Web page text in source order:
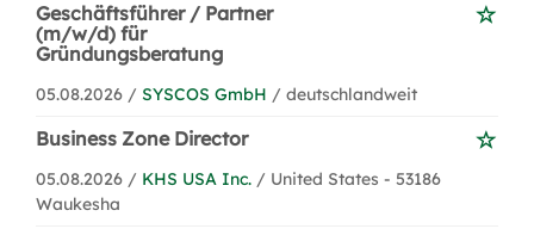
Geschäftsführer / Partner
(m/w/d) für
Gründungsberatung
05.08.2026 / SYSCOS GmbH / deutschlandweit
Business Zone Director
05.08.2026 / KHS USA Inc. / United States - 53186
Waukesha